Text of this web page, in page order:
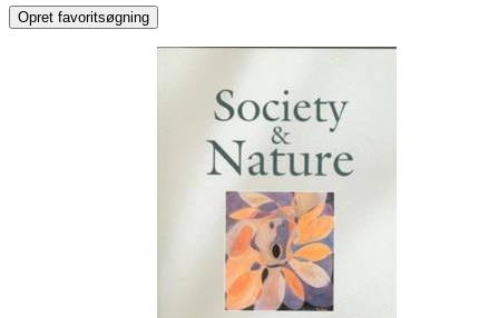
Opret favoritsøgning